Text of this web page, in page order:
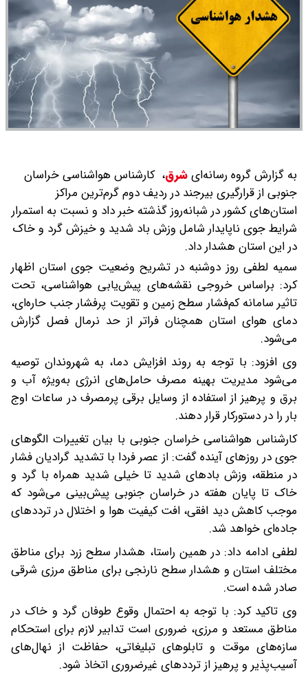
به گزارش گروه رسانه‌ایشرق، کارشناس هواشناسی خراسان
جنوبی از قرارگیری بیرجند در ردیف دوم گرم‌ترین مراکز
استان‌های کشور در شبانه‌روز گذشته خبر داد و نسبت به استمرار
شرایط جوی ناپایدار شامل وزش باد شدید و خیزش گرد و خاک
در این استان هشدار داد.
سمیه لطفی روز دوشنبه در تشریح وضعیت جوی استان اظهار
کرد: براساس خروجی نقشه‌های پیش‌یابی هواشناسی، تحت
تاثیر سامانه کم‌فشار سطح زمین و تقویت پرفشار جنب حاره‌ای،
دمای هوای استان همچنان فراتر از حد نرمال فصل گزارش
می‌شود.
وی افزود: با توجه به روند افزایش دما، به شهروندان توصیه
می‌شود مدیریت بهینه مصرف حامل‌های انرژی به‌ویژه آب و
برق و پرهیز از استفاده از وسایل برقی پرمصرف در ساعات اوج
بار را در دستورکار قرار دهند.
کارشناس هواشناسی خراسان جنوبی با بیان تغییرات الگوهای
جوی در روزهای آینده گفت: از عصر فردا با تشدید گرادیان فشار
در منطقه، وزش بادهای شدید تا خیلی شدید همراه با گرد و
خاک تا پایان هفته در خراسان جنوبی پیش‌بینی می‌شود که
موجب کاهش دید افقی، افت کیفیت هوا و اختلال در ترددهای
جاده‌ای خواهد شد.
لطفی ادامه داد: در همین راستا، هشدار سطح زرد برای مناطق
مختلف استان و هشدار سطح نارنجی برای مناطق مرزی شرقی
صادر شده است.
وی تاکید کرد: با توجه به احتمال وقوع طوفان گرد و خاک در
مناطق مستعد و مرزی، ضروری است تدابیر لازم برای استحکام
سازه‌های موقت و تابلوهای تبلیغاتی، حفاظت از نهال‌های
آسیب‌پذیر و پرهیز از ترددهای غیرضروری اتخاذ شود.